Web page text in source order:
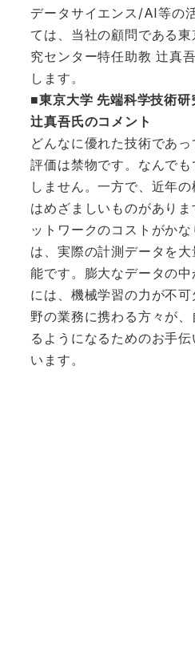
データサイエンス/AI等の
ては、当社の顧問である
究センター特任助教 辻真
します。
■東京大学 先端科学技術
辻真吾氏のコメント
どんなに優れた技術であ
評価は禁物です。なんで
しません。一方で、近年
はめざましいものがあり
ットワークのコストがか
は、実際の計測データを
能です。膨大なデータの
には、機械学習の力が不
野の業務に携わる方々が
るようになるためのお手
います。